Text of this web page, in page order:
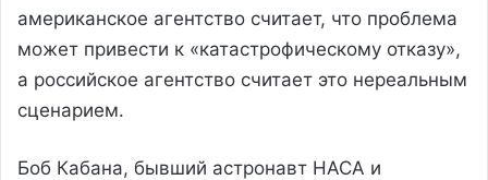
американское агентство считает, что проблема
может привести к «катастрофическому отказу»,
а российское агентство считает это нереальным
сценарием.
Боб Кабана, бывший астронавт НАСА и